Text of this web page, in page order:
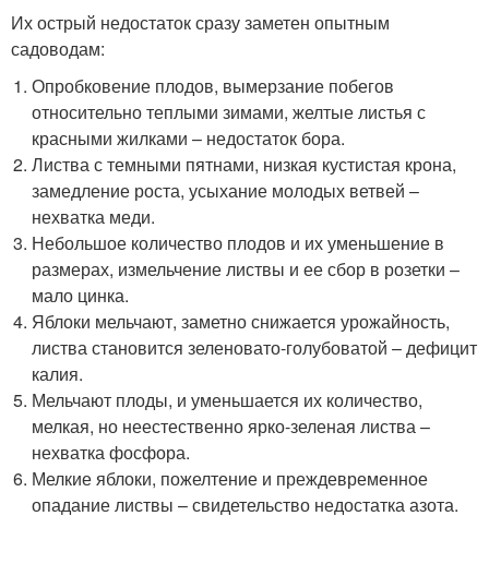
Их острый недостаток сразу заметен опытным
садоводам:
Опробковение плодов, вымерзание побегов
относительно теплыми зимами, желтые листья с
красными жилками – недостаток бора.
Листва с темными пятнами, низкая кустистая крона,
замедление роста, усыхание молодых ветвей –
нехватка меди.
Небольшое количество плодов и их уменьшение в
размерах, измельчение листвы и ее сбор в розетки –
мало цинка.
Яблоки мельчают, заметно снижается урожайность,
листва становится зеленовато-голубоватой – дефицит
калия.
Мельчают плоды, и уменьшается их количество,
мелкая, но неестественно ярко-зеленая листва –
нехватка фосфора.
Мелкие яблоки, пожелтение и преждевременное
опадание листвы – свидетельство недостатка азота.